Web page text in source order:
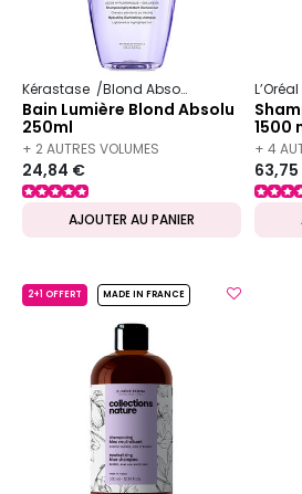
Kérastase Blond Absolu
Bain Lumière Blond Absolu
250ml
+ 2 AUTRES VOLUMES
DISPONIBLES
24,84 €
AJOUTER AU PANIER
1500
+ 4
2+1 OFFERT MADE IN FRANCE